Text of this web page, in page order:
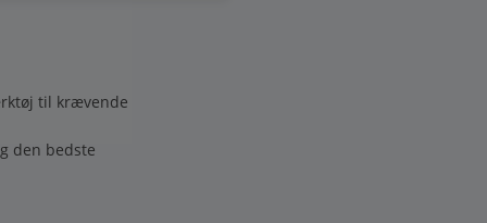
til krævende
den bedste